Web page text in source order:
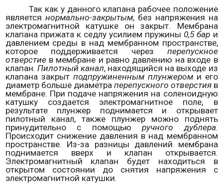
Так как у данного клапана рабочее положение
является нормально-закрытым, без напряжения на
электромагнитной катушке он закрыт. Мембрана
клапана прижата к седлу усилием пружины 0,5 бар и
давлением среды в над мембранном пространстве,
которое поддерживается через перепускное
отверстиев мембране и равно давлению на входе в
клапан. Пилотный канал, находящийся на выходе из
клапана закрыт подпружиненным плунжероми его
диаметр больше диаметра перепускного отверстияв
мембране. При подаче напряжения на соленоидную
катушку создается электромагнитное поле, в
результате плунжер поднимается и открывает
пилотный канал, также плунжер можно поднять
принудительно с помощью ручного дублера.
Происходит снижение давления в над мембранном
пространстве. Из-за разницы давлений мембрана
поднимается вверх и клапан открывается.
Электромагнитный клапан будет находиться в
открытом состоянии до снятия напряжения с
электромагнитной катушки.